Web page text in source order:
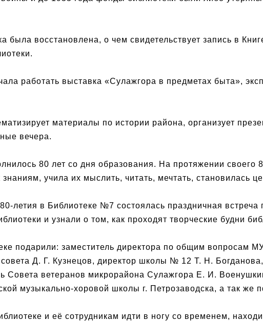
была восстановлена, о чем свидетельствует запись в
работать выставка «Сулажгора в предметах быта»,
материалы по истории района, организует
вечера.
80 лет со дня образования. На протяжении своего
учила их мыслить, читать, мечтать, становилась
летия в Библиотеке №7 состоялась праздничная
и узнали о том, как проходят творческие будни
подарили: заместитель директора по общим вопросам
совета Д. Г. Кузнецов, директор школы № 12 Т. Н.
Совета ветеранов микрорайона Сулажгора Е. И.
музыкально-хоровой школы г. Петрозаводска, а так же
и её сотрудникам идти в ногу со временем,